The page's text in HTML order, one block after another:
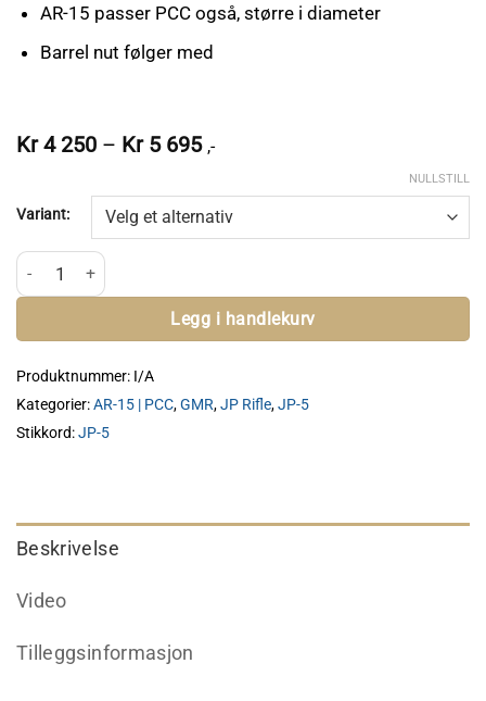
AR-15 passer PCC også, større i diameter
Barrel nut følger med
Kr4 250 – Kr 5 695Prisområde:
til
Kr 5
,-
Variant:
NULLSTILL
Smoke Composites Carbon Handguard antall
Legg i handlekurv
Produktnummer: I/A
Kategorier:AR-15 | PCC,GMR,JP Rifle,JP-5
Stikkord:JP-5
Beskrivelse
Video
Tilleggsinformasjon